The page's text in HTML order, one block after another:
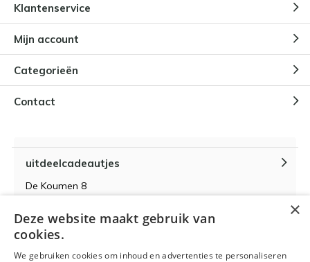
Klantenservice
Mijn account
Categorieën
Contact
uitdeelcadeautjes
De Koumen 8
KvK-nummer 14087571
BTW-nummer NL 815399145 B01
×
Deze website maakt gebruik van
cookies.
We gebruiken cookies om inhoud en advertenties te personaliseren